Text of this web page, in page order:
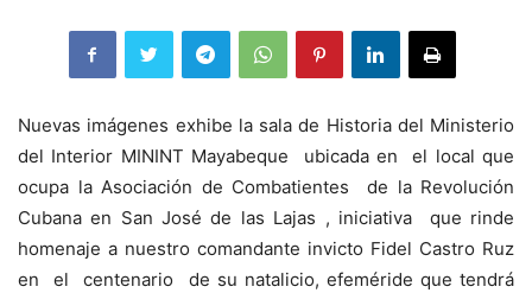
Nuevas imágenes exhibe la sala de Historia del Ministerio
del Interior MININT Mayabeque ubicada en el local que
ocupa la Asociación de Combatientes de la Revolución
Cubana en San José de las Lajas , iniciativa que rinde
homenaje a nuestro comandante invicto Fidel Castro Ruz
en el centenario de su natalicio, efeméride que tendrá